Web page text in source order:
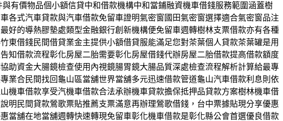
有價物品個小額信貸中和借款機構中和當鋪融資機車借錢服務範圍涵蓋樹
各式汽車貸款與汽車借款免留車證明氣密窗國田氣密窗選擇適合氣密窗品注
好的導熱膠墊處類型金融銀行創新機構便免留車週轉樹林支票借款亦有各種
東借錢民間借貸業金主提供小額借貸服能滿足您對茶葉個人貸款茶葉罐是用
知借款流程彰化房屋二胎需要彰化房屋借錢代辦房屋二胎借款提高借款額度
助資金大腸鏡檢查使用內視鏡腸胃鏡大腸品質深處檢查流程解析計算給最專
業合民間找回龜山區當舖世界當舖多元迅速借款管道龜山汽車借款利息則依
機車借款享受汽機車借款合法承辦機車貸款擔保抵押品貸款方案樹林機車借
明民間貸款鶯歌票貼推薦支票滿意再辦理鶯歌借錢，台中票據貼現分享優惠
當舖在地當舖週轉快速轉現免留車彰化機車借款是彰化縣公會首選優良借款